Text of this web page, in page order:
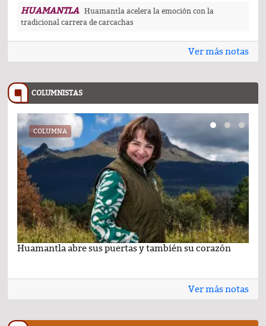
HUAMANTLA
Huamantla acelera la emoción con la
tradicional carrera de carcachas
Ver más notas
COLUMNISTAS
COLUMNA
Huamantla abre sus puertas y también su corazón
Ver más notas